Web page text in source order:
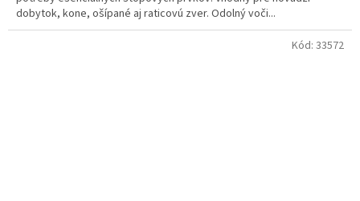
dobytok, kone, ošípané aj raticovú zver. Odolný voči...
Kód: 33572